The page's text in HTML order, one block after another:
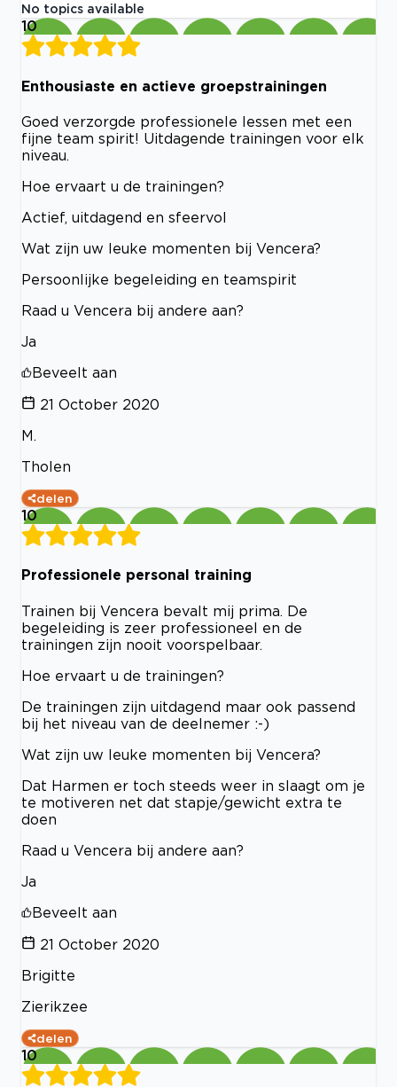
No topics available
10
Enthousiaste en actieve groepstrainingen
Goed verzorgde professionele lessen met een
fijne team spirit! Uitdagende trainingen voor elk
niveau.
Hoe ervaart u de trainingen?
Actief, uitdagend en sfeervol
Wat zijn uw leuke momenten bij Vencera?
Persoonlijke begeleiding en teamspirit
Raad u Vencera bij andere aan?
Ja
Beveelt aan
21 October 2020
M.
Tholen
delen
10
Professionele personal training
Trainen bij Vencera bevalt mij prima. De
begeleiding is zeer professioneel en de
trainingen zijn nooit voorspelbaar.
Hoe ervaart u de trainingen?
De trainingen zijn uitdagend maar ook passend
bij het niveau van de deelnemer :-)
Wat zijn uw leuke momenten bij Vencera?
Dat Harmen er toch steeds weer in slaagt om je
te motiveren net dat stapje/gewicht extra te
doen
Raad u Vencera bij andere aan?
Ja
Beveelt aan
21 October 2020
Brigitte
Zierikzee
delen
10